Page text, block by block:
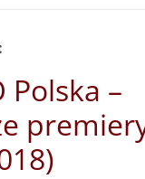
Polska –